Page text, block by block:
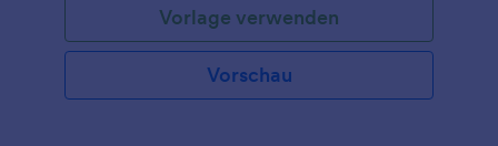
Vorlage verwenden
Vorschau